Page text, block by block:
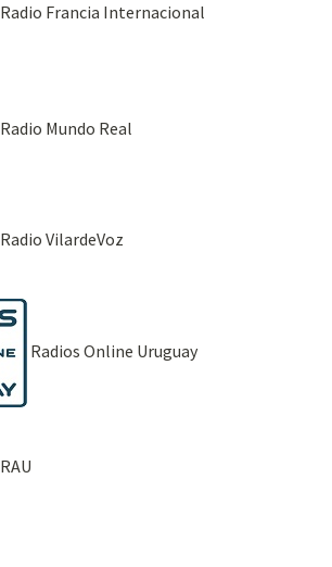
Radio Francia Internacional
Radio Mundo Real
Radio VilardeVoz
Radios Online Uruguay
RAU